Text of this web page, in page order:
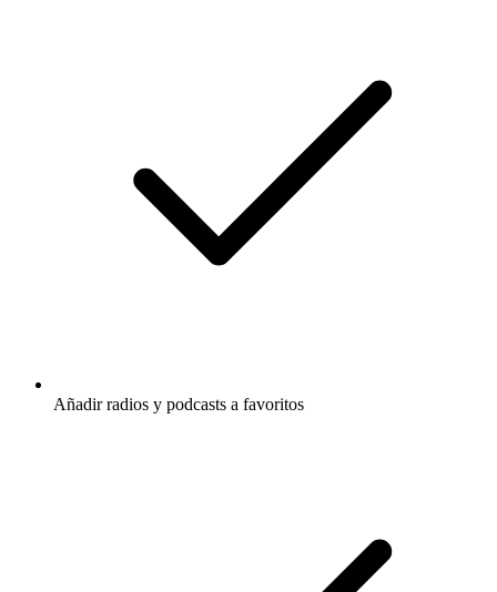
Añadir radios y podcasts a favoritos